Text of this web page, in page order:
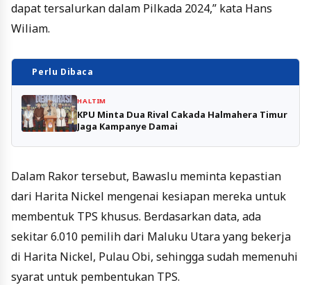
dapat tersalurkan dalam Pilkada 2024,” kata Hans
Wiliam.
Perlu Dibaca
HALTIM
KPU Minta Dua Rival Cakada Halmahera Timur
Jaga Kampanye Damai
Dalam Rakor tersebut, Bawaslu meminta kepastian
dari Harita Nickel mengenai kesiapan mereka untuk
membentuk TPS khusus. Berdasarkan data, ada
sekitar 6.010 pemilih dari Maluku Utara yang bekerja
di Harita Nickel, Pulau Obi, sehingga sudah memenuhi
syarat untuk pembentukan TPS.